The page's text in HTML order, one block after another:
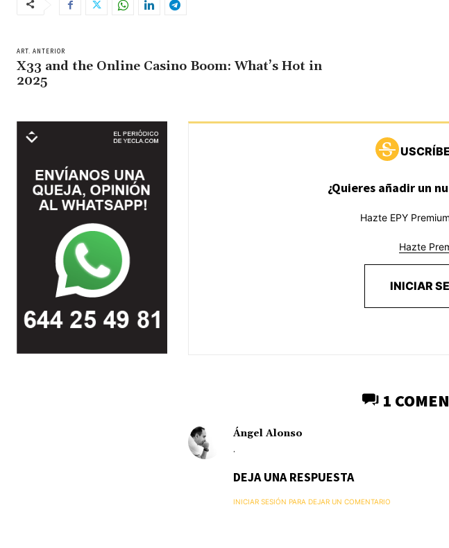
ART. ANTERIOR
X33 and the Online Casino Boom: What’s Hot in
2025
¿Quieres añadir un
Hazte EPY
Hazte
INICIAR
1
Ángel Alonso
.
DEJA UNA RESPUESTA
INICIAR SESIÓN PARA DEJAR UN COMENTARIO